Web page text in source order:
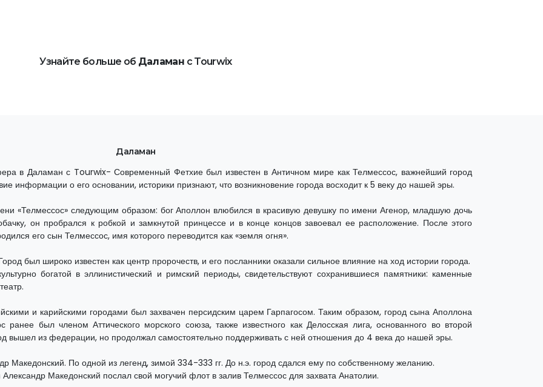
Узнайте больше об Даламан с Tourwix
Даламан
в Даламан с Tourwix- Современный Фетхие был известен в Античном мире как Телмессос, важнейший город
информации о его основании, историки признают, что возникновение города восходит к 5 веку до нашей эры.
«Телмессос» следующим образом: бог Аполлон влюбился в красивую девушку по имени Агенор, младшую дочь
он пробрался к робкой и замкнутой принцессе и в конце концов завоевал ее расположение. После этого
его сын Телмессос, имя которого переводится как «земля огня».
был широко известен как центр пророчеств, и его посланники оказали сильное влияние на ход истории города.
богатой в эллинистический и римский периоды, свидетельствуют сохранившиеся памятники: каменные
и карийскими городами был захвачен персидским царем Гарпагосом. Таким образом, город сына Аполлона
ранее был членом Аттического морского союза, также известного как Делосская лига, основанного во второй
вышел из федерации, но продолжал самостоятельно поддерживать с ней отношения до 4 века до нашей эры.
Македонский. По одной из легенд, зимой 334-333 гг. До н.э. город сдался ему по собственному желанию.
Македонский послал свой могучий флот в залив Телмессос для захвата Анатолии.